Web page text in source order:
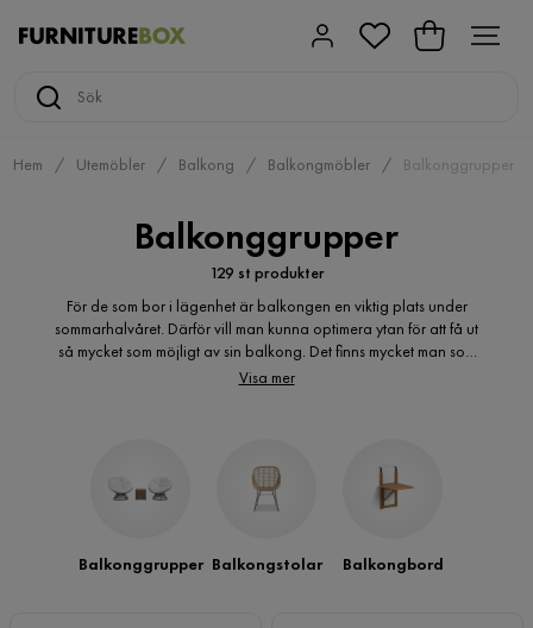
Hem Utemöbler Balkong Balkongmöbler Balkonggrupper
Balkonggrupper
129 st produkter
För de som bor i lägenhet är balkongen en viktig plats under
sommarhalvåret. Därför vill man kunna optimera ytan för att få ut
så mycket som möjligt av sin balkong. Det finns mycket man som
kan göras för att få balkongen mysig och inbjudande. Beroende
balkonggrupper, och allt från stolar till soffor och bord.
Balkonggupperna finns i mängder av olika färger, modeller och
material.
Visa mer
Balkonggrupper Balkongstolar Balkongbord